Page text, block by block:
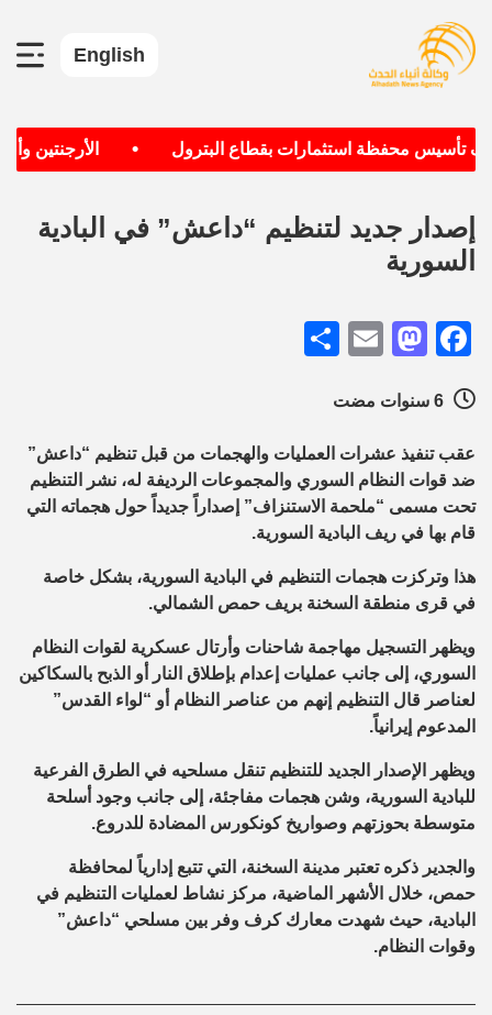
English
تأسيس محفظة استثمارات بقطاع البترول الأرجنتين
إصدار جديد لتنظيم “داعش” في البادية
السورية
Facebook
Mastodon
Email
عقب تنفيذ عشرات العمليات والهجمات من قبل تنظيم “داعش”
ضد قوات النظام السوري والمجموعات الرديفة له، نشر التنظيم
تحت مسمى “ملحمة الاستنزاف” إصداراً جديداً حول هجماته التي
قام بها في ريف البادية السورية.
هذا وتركزت هجمات التنظيم في البادية السورية، بشكل خاصة
في قرى منطقة السخنة بريف حمص الشمالي.
ويظهر التسجيل مهاجمة شاحنات وأرتال عسكرية لقوات النظام
السوري، إلى جانب عمليات إعدام بإطلاق النار أو الذبح بالسكاكين
لعناصر قال التنظيم إنهم من عناصر النظام أو “لواء القدس”
المدعوم إيرانياً.
ويظهر الإصدار الجديد للتنظيم تنقل مسلحيه في الطرق الفرعية
للبادية السورية، وشن هجمات مفاجئة، إلى جانب وجود أسلحة
متوسطة بحوزتهم وصواريخ كونكورس المضادة للدروع.
والجدير ذكره تعتبر مدينة السخنة، التي تتبع إدارياً لمحافظة
حمص، خلال الأشهر الماضية، مركز نشاط لعمليات التنظيم في
البادية، حيث شهدت معارك كرف وفر بين مسلحي “داعش”
وقوات النظام.